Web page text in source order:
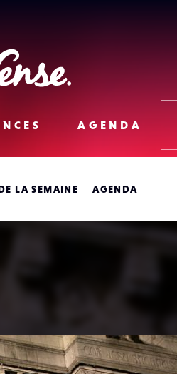
Lense
AGENDA
LA SEMAINE AGENDA